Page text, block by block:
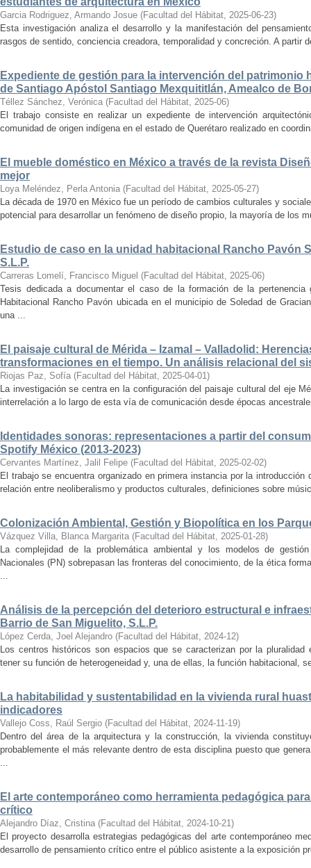
Garcia Rodriguez, Armando Josue (Facultad del Hábitat, 2025-06-23)
Esta investigación analiza el desarrollo y la manifestación del
rasgos de sentido, conciencia creadora, temporalidad y concreción. A partir
Expediente de gestión para la intervención del patrimonio
de Santiago Apóstol Santiago Mexquititlán, Amealco de
Téllez Sánchez, Verónica (Facultad del Hábitat, 2025-06)
El trabajo consiste en realizar un expediente de intervención
comunidad de origen indígena en el estado de Querétaro realizado en
El mueble doméstico en México a través de la revista
mejor
Loya Meléndez, Perla Antonia (Facultad del Hábitat, 2025-05-27)
La década de 1970 en México fue un período de cambios culturales y
potencial para desarrollar un fenómeno de diseño propio, la mayoría de los
Estudio de caso en la unidad habitacional Rancho Pavón
S.L.P.
Carreras Lomelí, Francisco Miguel (Facultad del Hábitat, 2025-06)
Tesis dedicada a documentar el caso de la formación de la
Habitacional Rancho Pavón ubicada en el municipio de Soledad de
una ...
El paisaje cultural de Mérida – Izamal – Valladolid:
transformaciones en el tiempo. Un análisis relacional del
Riojas Paz, Sofía (Facultad del Hábitat, 2025-04-01)
La investigación se centra en la configuración del paisaje cultural del eje
interrelación a lo largo de esta vía de comunicación desde épocas
Identidades sonoras: representaciones a partir del
Spotify México (2013-2023)
Cervantes Martínez, Jalil Felipe (Facultad del Hábitat, 2025-02-02)
El trabajo se encuentra organizado en primera instancia por la
relación entre neoliberalismo y productos culturales, definiciones sobre
Colonización Ambiental, Gestión y Biopolítica en los
Vázquez Villa, Blanca Margarita (Facultad del Hábitat, 2025-01-28)
La complejidad de la problemática ambiental y los modelos de
Nacionales (PN) sobrepasan las fronteras del conocimiento, de la ética
...
Análisis de la percepción del deterioro estructural e
Barrio de San Miguelito, S.L.P.
López Cerda, Joel Alejandro (Facultad del Hábitat, 2024-12)
Los centros históricos son espacios que se caracterizan por la
tener su función de heterogeneidad y, una de ellas, la función habitacional,
La habitabilidad y sustentabilidad en la vivienda rural
indicadores
Vallejo Coss, Raúl Sergio (Facultad del Hábitat, 2024-11-19)
Dentro del área de la arquitectura y la construcción, la vivienda
probablemente el más relevante dentro de esta disciplina puesto que
...
El arte contemporáneo como herramienta pedagógica
crítico
Alejandro Díaz, Cristina (Facultad del Hábitat, 2024-10-21)
El proyecto desarrolla estrategias pedagógicas del arte contemporáneo
desarrollo de pensamiento crítico entre el público asistente a la exposición